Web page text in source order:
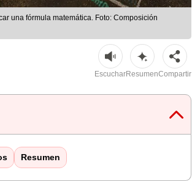
una fórmula matemática. Foto: Composición
EscucharResumenCompartir
Resumen